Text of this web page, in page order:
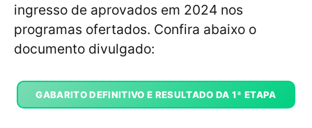
ingresso de aprovados em 2024 nos
programas ofertados. Confira abaixo o
documento divulgado:
GABARITO DEFINITIVO E RESULTADO DA 1ª ETAPA